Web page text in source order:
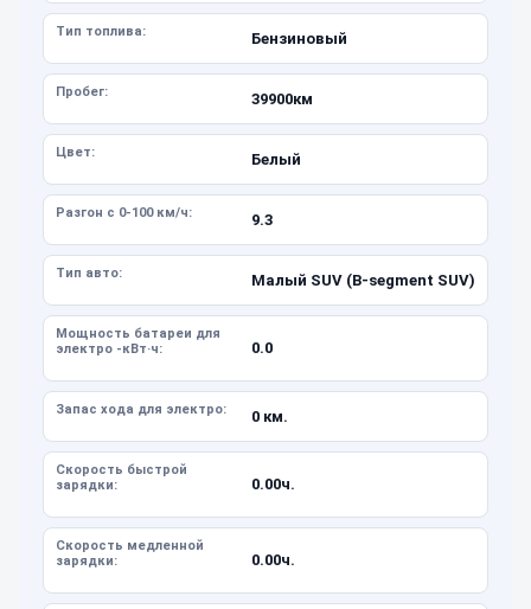
Тип топлива: Бензиновый
Пробег: 39900км
Цвет: Белый
Разгон с 0-100 км/ч: 9.3
Тип авто: Малый SUV (B-segment SUV)
Мощность батареи для
электро -кВт·ч:
0.0
Запас хода для электро: 0 км.
Скорость быстрой
зарядки:
0.00ч.
Скорость медленной
зарядки:
0.00ч.